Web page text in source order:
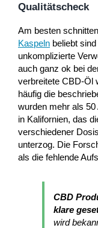
Qualitätscheck
Am besten
Kaspeln beliebt
unkomplizierte
auch ganz ok bei
verbreitete CBD-Öl
häufig die
wurden mehr als 50
in Kalifornien, das
verschiedener
unterzog. Die
als die fehlende
CBD
klare
wird